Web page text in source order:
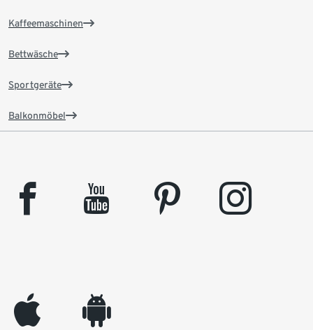
Kaffeemaschinen
Bettwäsche
Sportgeräte
Balkonmöbel
facebook youtube pinterest instagram
appleinc android